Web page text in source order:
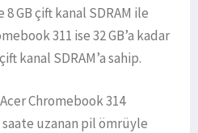
GB çift kanal SDRAM ile
311 ise 32 GB’a kadar
kanal SDRAM’a sahip.
Chromebook 314
uzanan pil ömrüyle